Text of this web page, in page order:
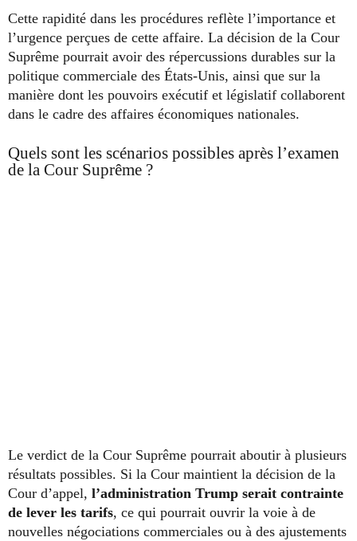
Cette rapidité dans les procédures reflète l’importance et
l’urgence perçues de cette affaire. La décision de la Cour
Suprême pourrait avoir des répercussions durables sur la
politique commerciale des États-Unis, ainsi que sur la
manière dont les pouvoirs exécutif et législatif collaborent
dans le cadre des affaires économiques nationales.
Quels sont les scénarios possibles après l’examen
de la Cour Suprême ?
Le verdict de la Cour Suprême pourrait aboutir à plusieurs
résultats possibles. Si la Cour maintient la décision de la
Cour d’appel, l’administration Trump serait contrainte
de lever les tarifs, ce qui pourrait ouvrir la voie à de
nouvelles négociations commerciales ou à des ajustements